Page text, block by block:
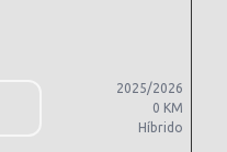
2025/2026
0 KM
Híbrido